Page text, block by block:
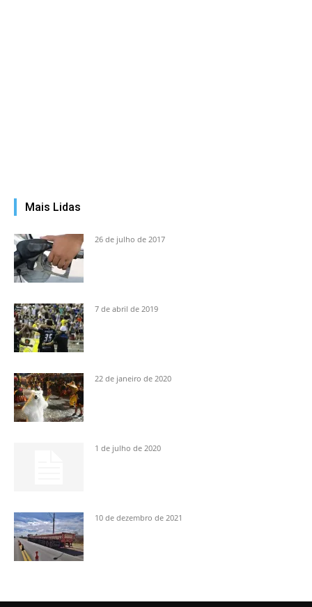
Mais Lidas
26 de julho de 2017
7 de abril de 2019
22 de janeiro de 2020
1 de julho de 2020
10 de dezembro de 2021